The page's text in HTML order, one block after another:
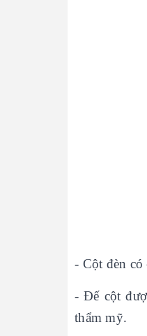
- Cột đèn có
- Đế cột
thẩm mỹ.